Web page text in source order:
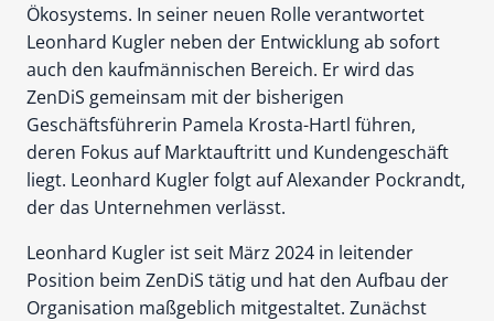
Ökosystems. In seiner neuen Rolle verantwortet
Leonhard Kugler neben der Entwicklung ab sofort
auch den kaufmännischen Bereich. Er wird das
ZenDiS gemeinsam mit der bisherigen
Geschäftsführerin Pamela Krosta-Hartl führen,
deren Fokus auf Marktauftritt und Kundengeschäft
liegt. Leonhard Kugler folgt auf Alexander Pockrandt,
der das Unternehmen verlässt.
Leonhard Kugler ist seit März 2024 in leitender
Position beim ZenDiS tätig und hat den Aufbau der
Organisation maßgeblich mitgestaltet. Zunächst